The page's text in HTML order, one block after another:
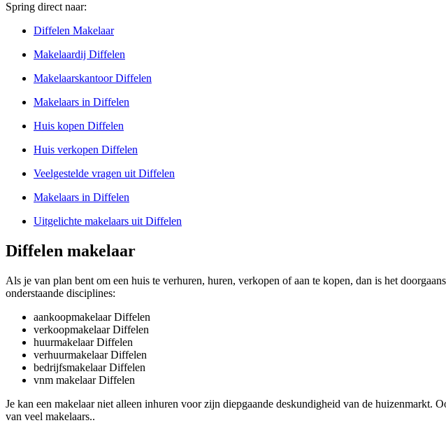
Spring direct naar:
Diffelen Makelaar
Makelaardij Diffelen
Makelaarskantoor Diffelen
Makelaars in Diffelen
Huis kopen Diffelen
Huis verkopen Diffelen
Veelgestelde vragen uit Diffelen
Makelaars in Diffelen
Uitgelichte makelaars uit Diffelen
Diffelen makelaar
Als je van plan bent om een huis te verhuren, huren, verkopen of aan te kopen, dan is het
onderstaande disciplines:
aankoopmakelaar Diffelen
verkoopmakelaar Diffelen
huurmakelaar Diffelen
verhuurmakelaar Diffelen
bedrijfsmakelaar Diffelen
vnm makelaar Diffelen
Je kan een makelaar niet alleen inhuren voor zijn diepgaande deskundigheid van de
van veel makelaars..